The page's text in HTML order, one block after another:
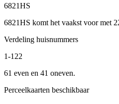
6821HS
6821HS komt het vaakst voor met
Verdeling huisnummers
1-122
61 even en 41 oneven.
Perceelkaarten beschikbaar